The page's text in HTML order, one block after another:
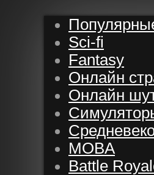
Sci-fi
Fantasy
Онлайн
Онлайн
MOBA
Battle